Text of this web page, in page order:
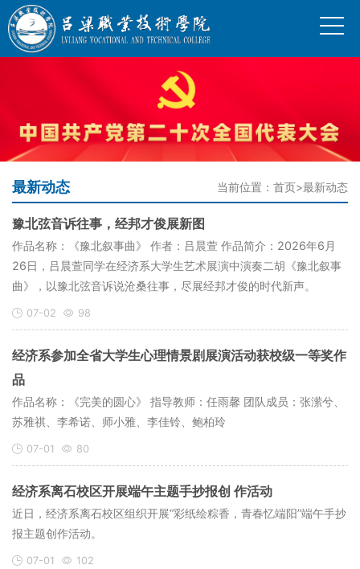
最新动态 当前位置： 首页>最新动态
豫北弦音诉往事，经邦才俊展新图
作品名称：《豫北叙事曲》 作者：吕晨萱 作品简介：2026年6月
26日，吕晨萱同学在经济系大学生艺术展演中演奏二胡《豫北叙事
曲》，以豫北弦音诉说沧桑往事，尽展经邦才俊的时代新声。
07-02 98
经济系参加全省大学生心理情景剧展演活动获校级一等奖作
品
作品名称：《完美的圆心》 指导教师：任雨馨 团队成员：张潆兮、
苏雅祺、李希诺、师小雅、李佳铃、鲍柏玲
07-01 80
经济系离石校区开展端午主题手抄报创 作活动
近日，经济系离石校区组织开展“彩纸绘粽香，青春忆端阳”端午手抄
报主题创作活动。
07-01 102